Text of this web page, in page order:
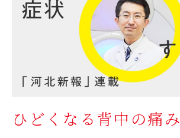
ひどくなる背中の痛み